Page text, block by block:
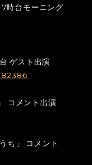
台モーニング
ゲスト出演
コメント出演
ち」 コメント